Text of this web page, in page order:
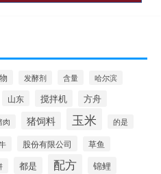
发酵剂 含量 哈尔滨
山东 搅拌机 方舟
肉 猪饲料 玉米 的是
股份有限公司 草鱼
都是 配方 锦鲤